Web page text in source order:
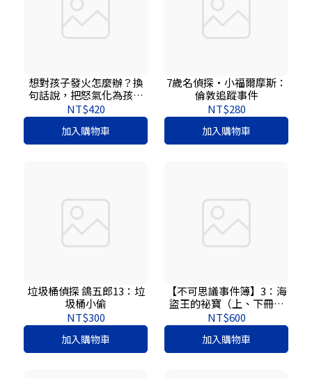
想對孩子發火怎麼辦？換
句話說，把怒氣化為孩子
成長的力量，109個父母容
易生氣的狀況×說話練習
NT$420
加入購物車
7歲名偵探‧小福爾摩斯：
倫敦追蹤事件
NT$280
加入購物車
垃圾桶偵探 鴿五郎13：垃
圾桶小偷
NT$300
加入購物車
【不可思議事件簿】3：海
盜王的祕寶（上、下冊不
分售）﹝中高年級推理互
動讀本﹞
NT$600
加入購物車